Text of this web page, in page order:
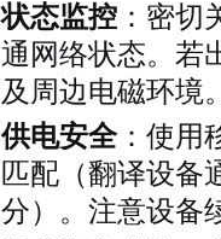
状态监控 ：密切
通网络状态。若
及周边电磁环境
供电安全：使用
匹配（翻译设备
分）。注意设备